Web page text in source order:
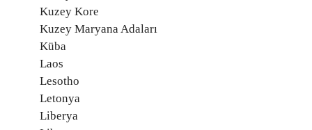
Kuzey Kore
Kuzey Maryana Adaları
Küba
Laos
Lesotho
Letonya
Liberya